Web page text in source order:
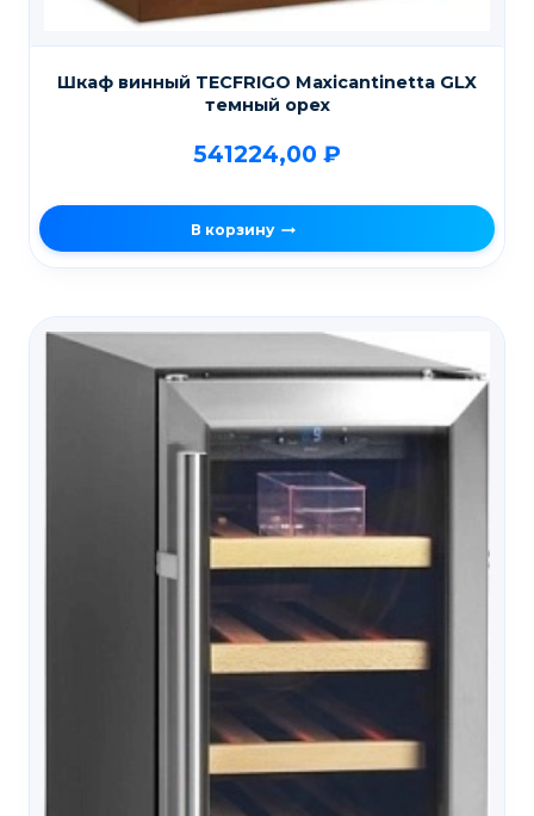
Шкаф винный TECFRIGO Maxicantinetta GLX
темный орех
541224,00 ₽
В корзину